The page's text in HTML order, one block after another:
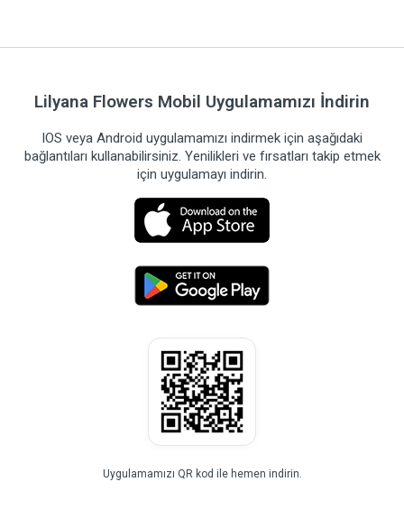
Lilyana Flowers Mobil Uygulamamızı İndirin
IOS veya Android uygulamamızı indirmek için aşağıdaki
bağlantıları kullanabilirsiniz. Yenilikleri ve fırsatları takip etmek
için uygulamayı indirin.
Uygulamamızı QR kod ile hemen indirin.